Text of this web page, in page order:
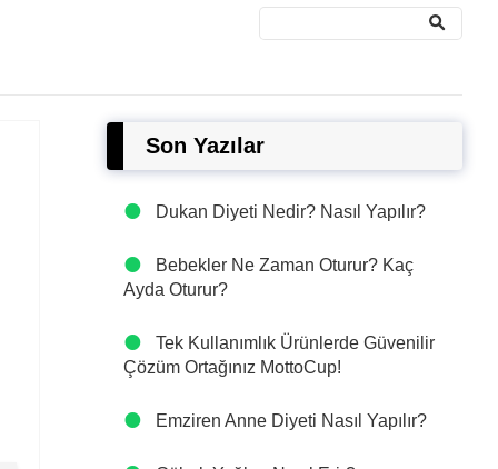
Son Yazılar
Dukan Diyeti Nedir? Nasıl Yapılır?
Bebekler Ne Zaman Oturur? Kaç
Ayda Oturur?
Tek Kullanımlık Ürünlerde Güvenilir
Çözüm Ortağınız MottoCup!
Emziren Anne Diyeti Nasıl Yapılır?